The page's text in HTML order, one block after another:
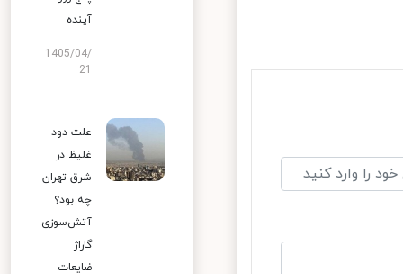
آینده
1405/04/
علت دود
غلیظ در
شرق تهران
چه بود؟
آتش‌سوزی
گاراژ
ضایعات